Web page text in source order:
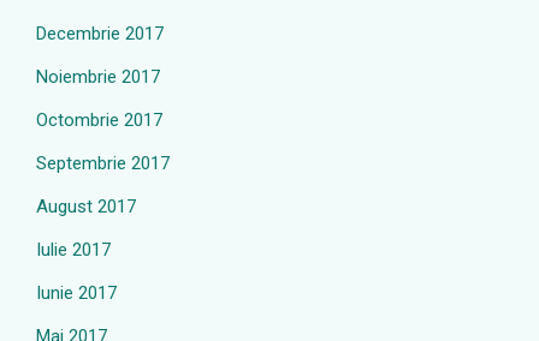
Decembrie 2017
Noiembrie 2017
Octombrie 2017
Septembrie 2017
August 2017
Iulie 2017
Iunie 2017
Mai 2017